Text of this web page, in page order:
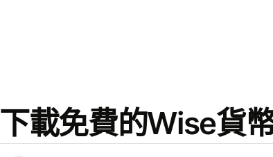
下載免費的Wise貨